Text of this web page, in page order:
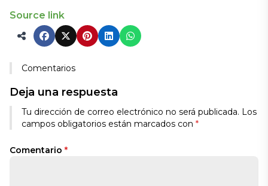
Source link
Comentarios
Deja una respuesta
Tu dirección de correo electrónico no será publicada. Los
campos obligatorios están marcados con *
Comentario *
Alternative: